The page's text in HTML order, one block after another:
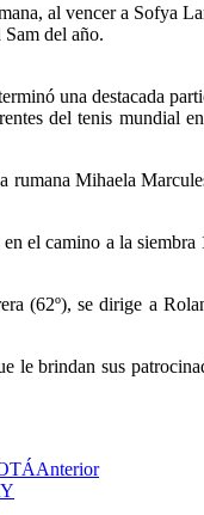
al vencer a Sofya
del año.
una destacada
del tenis
Mihaela
el camino a la
(62º), se dirige a
brindan sus
Anterior